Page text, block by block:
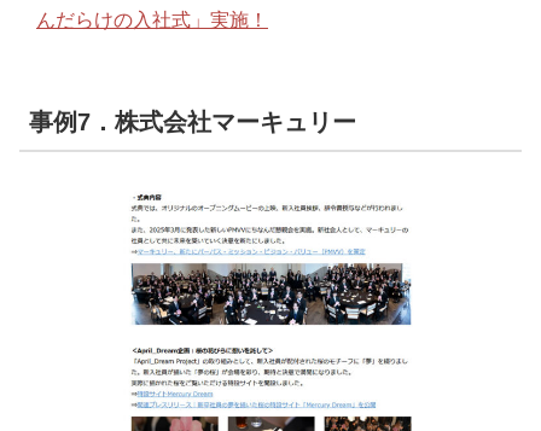
んだらけの入社式」実施！
事例7．株式会社マーキュリー